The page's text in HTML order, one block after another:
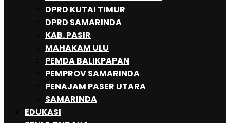
DPRD KUTAI TIMUR
DPRD SAMARINDA
KAB. PASIR
MAHAKAM ULU
PEMDA BALIKPAPAN
PEMPROV SAMARINDA
PENAJAM PASER UTARA
SAMARINDA
EDUKASI